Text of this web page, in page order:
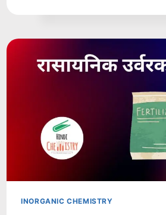
INORGANIC CHEMISTRY